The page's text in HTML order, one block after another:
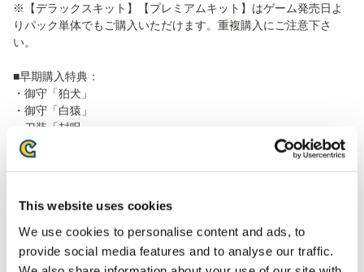
This website uses cookies
We use cookies to personalise content and ads, to
provide social media features and to analyse our traffic.
※【デラックスキット】【プレミアムキット】はゲーム発売日よ
りパック単体でもご購入いただけます。重複購入にご注意下さ
い。
■早期購入特典：
・御守「狛犬」
・御守「白猿」
・刀装「封呪」
・刀装「白獅子」
上記 ゲーム内で使用できる御守と刀装のセットが入手できるダウ
※御守を装備すると、宮本武蔵に有利な効果が付加されます。
※御守の変更は、「メインメニュー」の「装備」の「御守」から
おこなえます。
※刀装は宮本武蔵の見た目のみを変更するものです。戦闘に影響